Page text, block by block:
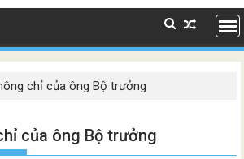
chỉ của ông Bộ trưởng
của ông Bộ trưởng